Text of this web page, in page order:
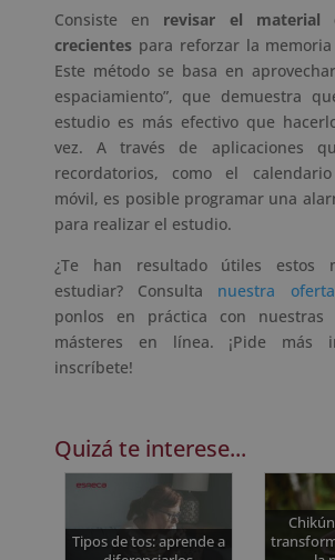
Consiste en revisar el material
crecientespara reforzar la memoria
Este método se basa en
espaciamiento”, que demuestra
estudio es más efectivo que
vez. A través de aplicaciones
recordatorios, como el
móvil, es posible programar una
para realizar el estudio.
¿Te han resultado útiles estos
estudiar? Consulta nuestra
ponlos en práctica con nuestras
másteres en línea. ¡Pide más
inscríbete!
Quizá te interese...
Tipos de tos: aprende a